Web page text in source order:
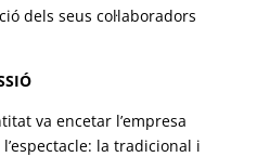
dels seus col·laboradors
va encetar l’empresa
la tradicional i